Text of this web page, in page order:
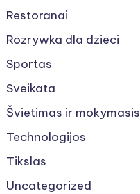
Restoranai
Rozrywka dla dzieci
Sportas
Sveikata
Švietimas ir mokymasis
Technologijos
Tikslas
Uncategorized